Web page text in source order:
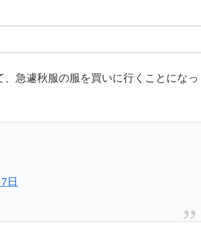
急遽秋服の服を買いに行くことになっ
日